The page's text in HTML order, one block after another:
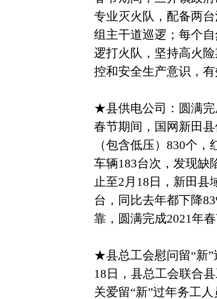
专业灭火队，配备两
组主干道巡逻；每个
逻打火队，坚持高火
控和安全生产意识，
★县供电公司：圆满
春节期间，国网新田
（包含低压）830个
车辆183台次，发现缺
止至2月18日，新田县
台，同比去年都下降
靠，圆满完成2021年
★县总工会慰问留“新”
18日，县总工会联合
关爱留“新”过年务工